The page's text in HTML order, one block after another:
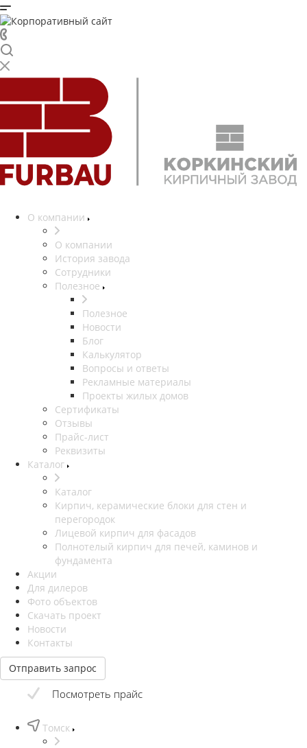
О компании
О компании
История завода
Сотрудники
Полезное
Полезное
Новости
Блог
Калькулятор
Вопросы и ответы
Рекламные материалы
Проекты жилых домов
Сертификаты
Отзывы
Прайс-лист
Реквизиты
Каталог
Каталог
Кирпич, керамические блоки для стен и
перегородок
Лицевой кирпич для фасадов
Полнотелый кирпич для печей, каминов и
фундамента
Акции
Для дилеров
Фото объектов
Скачать проект
Новости
Контакты
Отправить запрос
Посмотреть прайс
Томск